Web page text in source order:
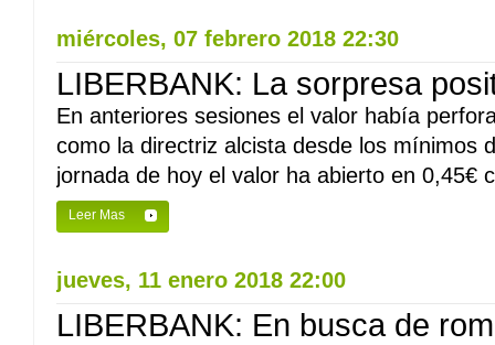
miércoles, 07 febrero 2018 22:30
LIBERBANK: La sorpresa
En anteriores sesiones el valor había
como la directriz alcista desde los mínimos
jornada de hoy el valor ha abierto en 0,45€
Leer Mas
jueves, 11 enero 2018 22:00
LIBERBANK: En busca de